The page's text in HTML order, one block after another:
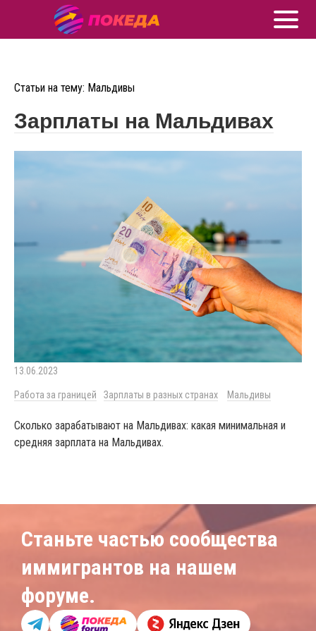
Статьи на тему: Мальдивы
Зарплаты на Мальдивах
13.06.2023
Работа за границей Зарплаты в разных странах Мальдивы
Сколько зарабатывают на Мальдивах: какая минимальная и
средняя зарплата на Мальдивах.
Станьте частью сообщества
иммигрантов на нашем
форуме.